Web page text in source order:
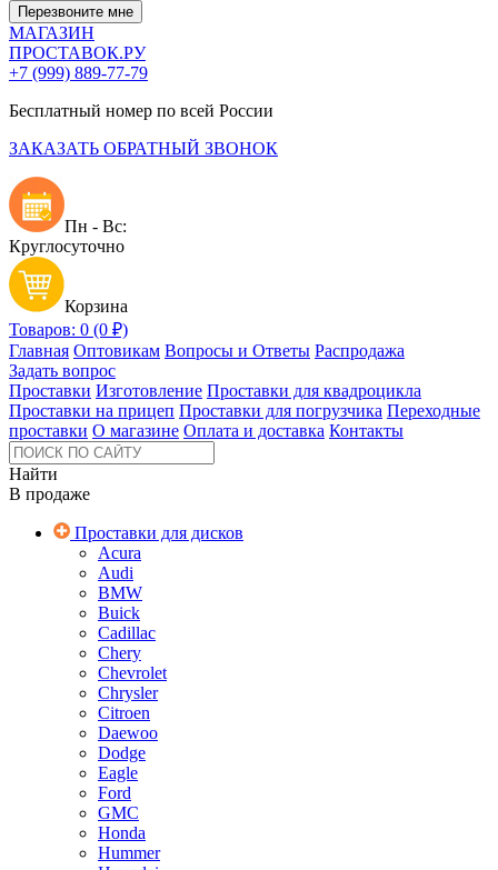
Перезвоните мне
МАГАЗИН
ПРОСТАВОК.РУ
+7 (999) 889-77-79
Бесплатный номер по всей России
ЗАКАЗАТЬ ОБРАТНЫЙ ЗВОНОК
Пн - Вс:
Круглосуточно
Корзина
Товаров: 0 (0 ₽)
Главная Оптовикам Вопросы и Ответы Распродажа
Задать вопрос
Проставки Изготовление Проставки для квадроцикла
Проставки на прицеп Проставки для погрузчика Переходные
проставки О магазине Оплата и доставка Контакты
Найти
В продаже
Проставки для дисков
Acura
Audi
BMW
Buick
Cadillac
Chery
Chevrolet
Chrysler
Citroen
Daewoo
Dodge
Eagle
Ford
GMC
Honda
Hummer